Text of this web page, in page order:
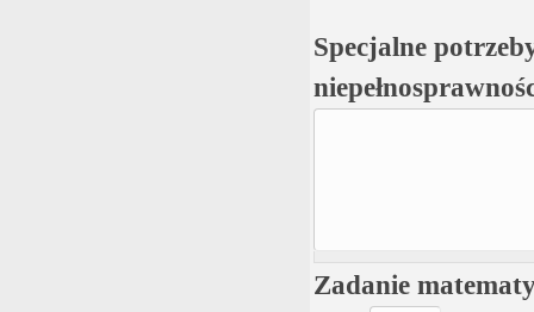
Specjalne
Zadanie